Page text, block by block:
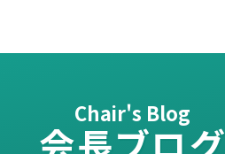
Chair's Blog